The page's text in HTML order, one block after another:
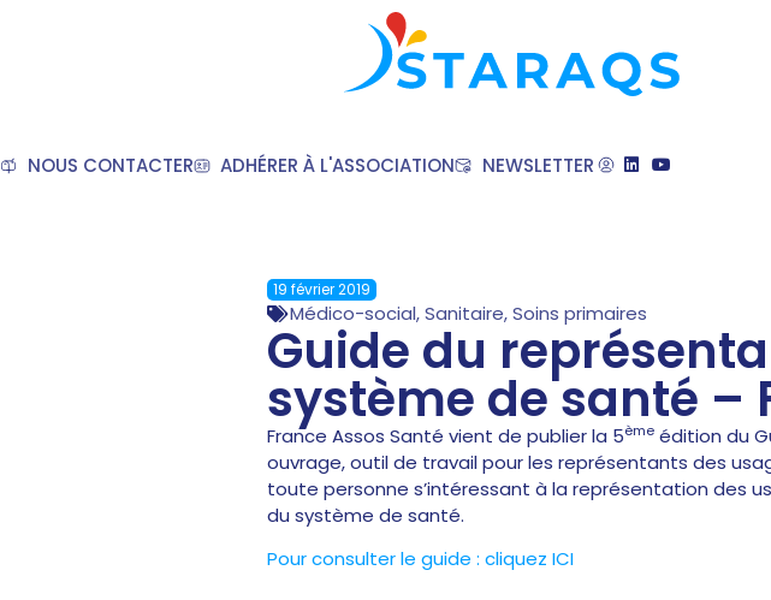
NOUS CONTACTER ADHÉRER À L'ASSOCIATION NEWSLETTER
19 février 2019
Médico-social,Sanitaire,Soins primaires
Guide du
système de santé –
France Assos Santé vient de publier la 5ème édition du
ouvrage, outil de travail pour les représentants des
toute personne s’intéressant à la représentation des
du système de santé.
Pour consulter le guide : cliquez ICI